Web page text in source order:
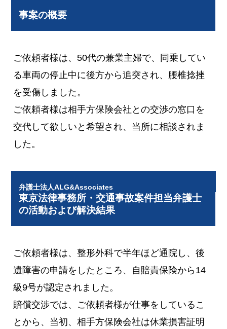
事案の概要
ご依頼者様は、50代の兼業主婦で、同乗してい
る車両の停止中に後方から追突され、腰椎捻挫
を受傷しました。
ご依頼者様は相手方保険会社との交渉の窓口を
交代して欲しいと希望され、当所に相談されま
した。
弁護士法人ALG&Associates
東京法律事務所・交通事故案件担当弁護士
の活動および解決結果
ご依頼者様は、整形外科で半年ほど通院し、後
遺障害の申請をしたところ、自賠責保険から14
級9号が認定されました。
賠償交渉では、ご依頼者様が仕事をしているこ
とから、当初、相手方保険会社は休業損害証明